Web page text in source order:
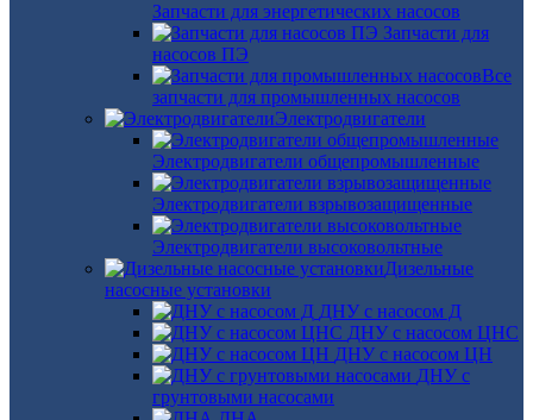
Запчасти для энергетических насосов
Запчасти для
насосов ПЭ
Все
запчасти для промышленных насосов
Электродвигатели
Электродвигатели общепромышленные
Электродвигатели взрывозащищенные
Электродвигатели высоковольтные
Дизельные
насосные установки
ДНУ с насосом Д
ДНУ с насосом ЦНС
ДНУ с насосом ЦН
ДНУ с
грунтовыми насосами